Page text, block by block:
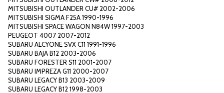
MITSUBISHI OUTLANDER CU# 2002-2006
MITSUBISHI SIGMA F25A 1990-1996
MITSUBISHI SPACE WAGON N84W 1997-2003
PEUGEOT 4007 2007-2012
SUBARU ALCYONE SVX C11 1991-1996
SUBARU BAJA B12 2003-2006
SUBARU FORESTER S11 2001-2007
SUBARU IMPREZA G11 2000-2007
SUBARU LEGACY B13 2003-2009
SUBARU LEGACY B12 1998-2003